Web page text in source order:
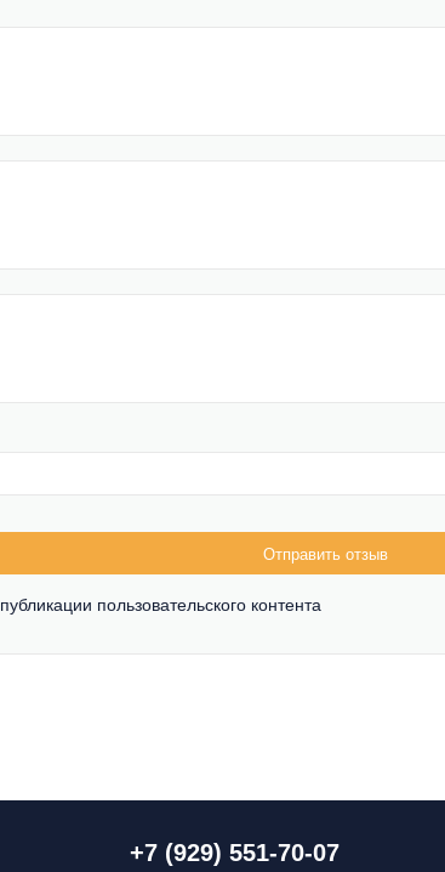
Отправить отзыв
публикации пользовательского контента
+7 (929) 551-70-07